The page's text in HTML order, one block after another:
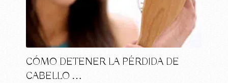
CÓMO DETENER LA PÉRDIDA DE
CABELLO …